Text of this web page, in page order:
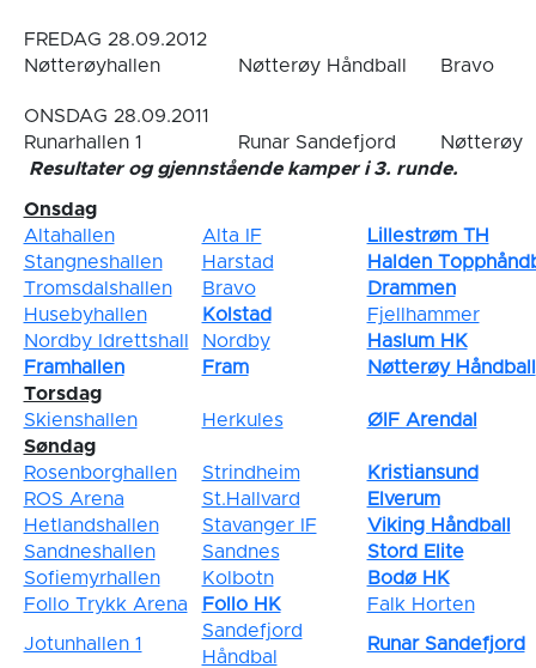
FREDAG 28.09.2012
Nøtterøyhallen
Nøtterøy Håndball Bravo
ONSDAG 28.09.2011
Runarhallen 1
Runar Sandefjord
Nøtterøy
Resultater og gjennstående kamper i 3. runde.
Onsdag
Altahallen
Alta IF
Lillestrøm TH
Stangneshallen
Harstad
Halden
Tromsdalshallen
Bravo
Drammen
Husebyhallen
Kolstad
Fjellhammer
Nordby Idrettshall
Nordby
Haslum HK
Framhallen
Fram
Nøtterøy Håndball
Torsdag
Skienshallen
Herkules
ØIF Arendal
Søndag
Rosenborghallen
Strindheim
Kristiansund
ROS Arena
St.Hallvard
Elverum
Hetlandshallen
Stavanger IF
Viking Håndball
Sandneshallen
Sandnes
Stord Elite
Sofiemyrhallen
Kolbotn
Bodø HK
Follo Trykk Arena
Follo HK Falk Horten
Jotunhallen 1
Sandefjord
Håndbal
Runar Sandefjord